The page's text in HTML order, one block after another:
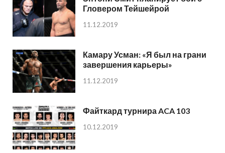
Гловером Тейшейрой
11.12.2019
Камару Усман: «Я был на грани
завершения карьеры»
11.12.2019
Файткард турнира ACA 103
10.12.2019